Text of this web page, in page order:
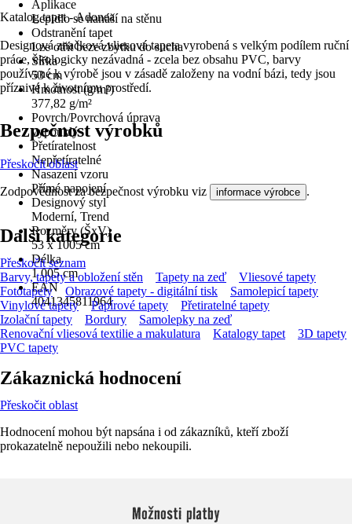
Aplikace
Lepidlo se nanáší na stěnu
Odstranění tapet
Lze otřít beze zbytku do sucha
Šířka
53 cm
Hmotnost (g/m²)
377,82 g/m²
Povrch/Povrchová úprava
vypouklý
Přetíratelnost
Nepřetíratelné
Nasazení vzoru
Přímé napojení
Designový styl
Moderní, Trend
Rozměry (ŠxV)
53 x 1005 cm
Délka
1 005 cm
EAN
4041345811964
Katalog tapet - Adonea
Designová značková vliesová tapeta vyrobená s velkým podílem ruční
práce, ekologicky nezávadná - zcela bez obsahu PVC, barvy
používané k výrobě jsou v zásadě založeny na vodní bázi, tedy jsou
příznivé k životnímu prostředí.
Bezpečnost výrobků
Přeskočit oblast
Zodpovědnost za bezpečnost výrobku viz informace výrobce .
Další kategorie
Přeskočit seznam
Barvy, tapety a obložení stěn
Tapety na zeď
Vliesové tapety
Fototapety
Obrazové tapety - digitální tisk
Samolepicí tapety
Vinylové tapety
Papírové tapety
Přetiratelné tapety
Izolační tapety
Bordury
Samolepky na zeď
Renovační vliesová textilie a makulatura
Katalogy tapet
3D tapety
PVC tapety
Zákaznická hodnocení
Přeskočit oblast
Hodnocení mohou být napsána i od zákazníků, kteří zboží
prokazatelně nepoužili nebo nekoupili.
Možnosti platby